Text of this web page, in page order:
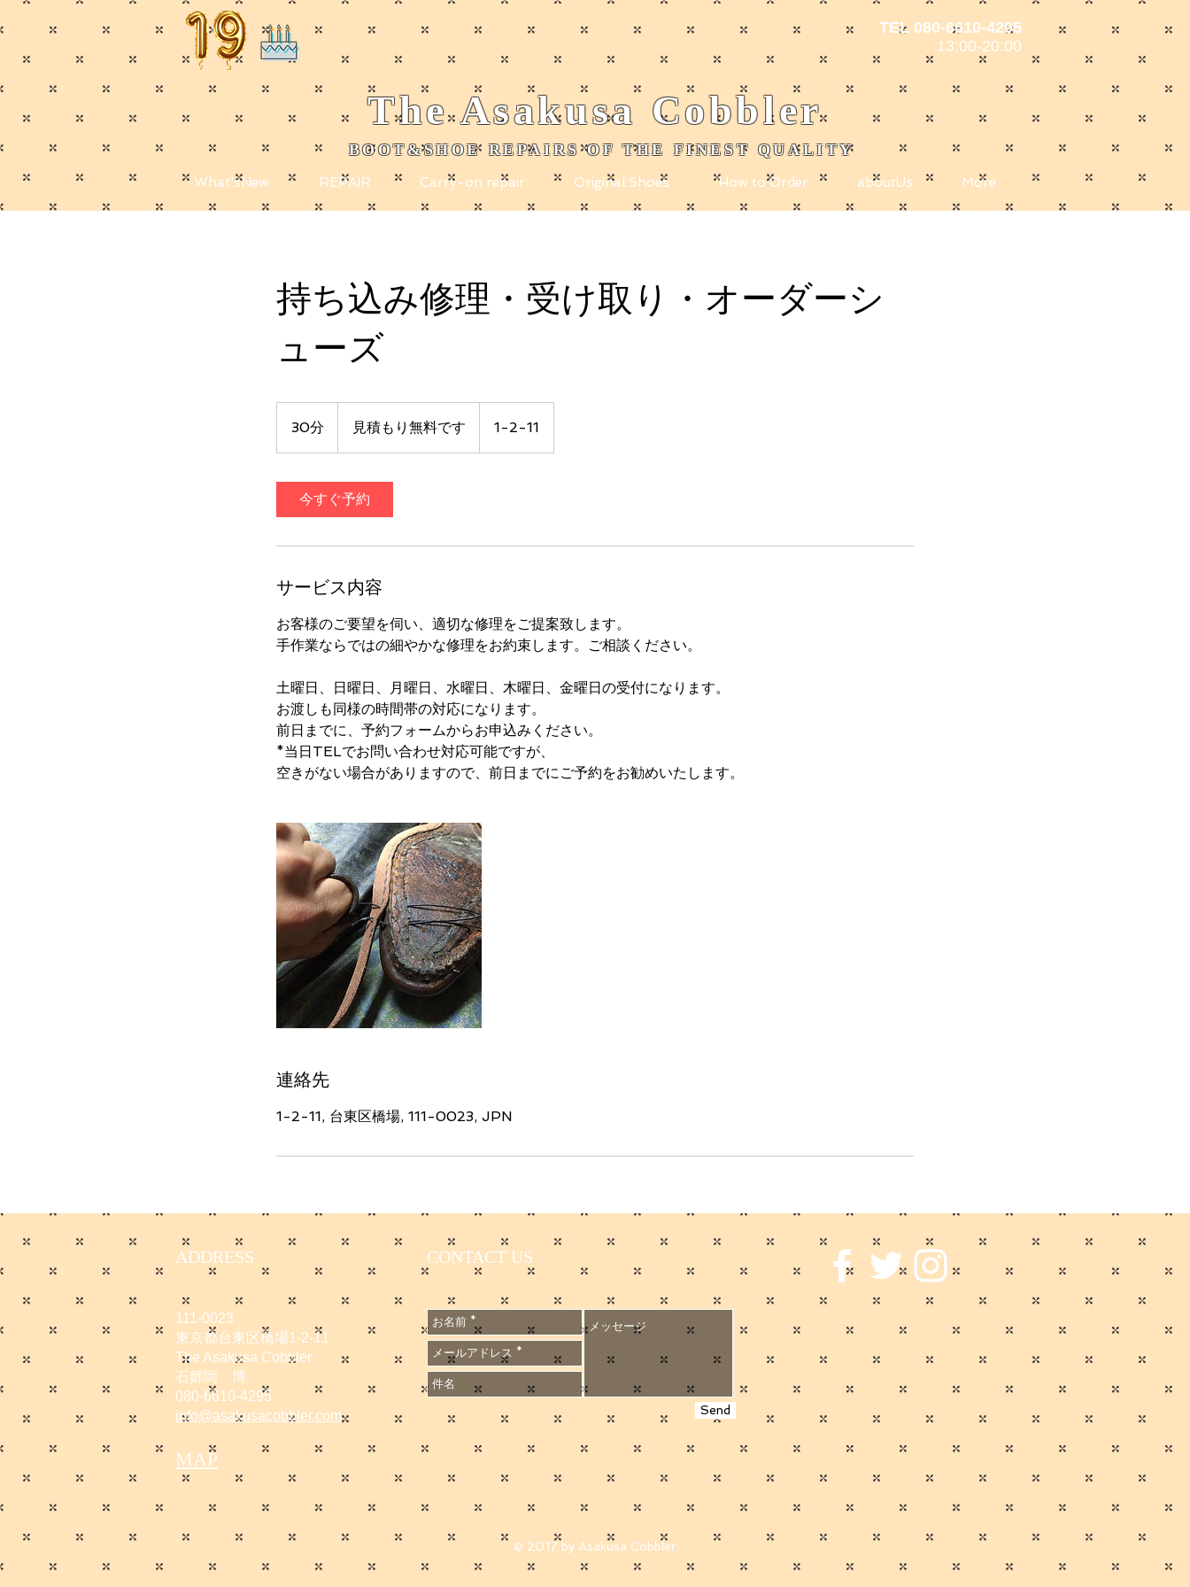
TEL 080-6610-4295
13:00-20:00
TheAsakusa Cobbler
​BOOT&SHOE REPAIRS OF THE FINEST QUALITY
What'sNew REPAIR Carry-on repair Original Shoes How to Order aboutUs More
持ち込み修理・受け取り・オーダーシ
ューズ
30分
0
で
す
見積もり無料です 1-2-11
今すぐ予約
サービス内容
お客様のご要望を伺い、適切な修理をご提案致します。
手作業ならではの細やかな修理をお約束します。ご相談ください。
土曜日、日曜日、月曜日、水曜日、木曜日、金曜日の受付になります。
お渡しも同様の時間帯の対応になります。
前日までに、予約フォームからお申込みください。
*当日TELでお問い合わせ対応可能ですが、
空きがない場合がありますので、前日までにご予約をお勧めいたします。
連絡先
1-2-11, 台東区橋場, 111-0023, JPN
ADDRESS CONTACT US
111-0023
東京都台東区橋場1-2-11
The Asakusa Cobbler
石郷岡 博
080-6610-4295
info@asakusacobbler.com
MAP
Send
© 2017 by Asakusa Cobbler.